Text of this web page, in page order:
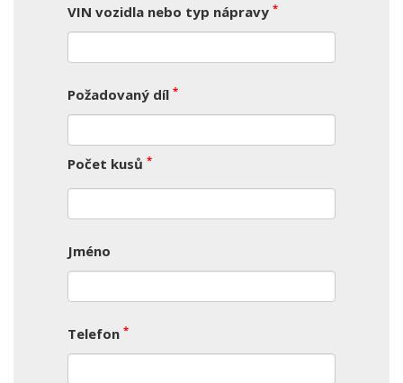
VIN vozidla nebo typ nápravy *
Požadovaný díl *
Počet kusů *
Jméno
Telefon *